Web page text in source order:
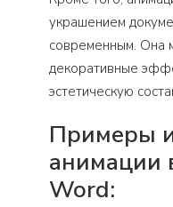
украшением
современным. Она
декоративные
эстетическую
Примеры
анимации
Word: